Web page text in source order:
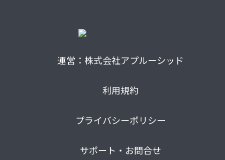
運営：株式会社アプルーシッド
利用規約
プライバシーポリシー
サポート・お問合せ